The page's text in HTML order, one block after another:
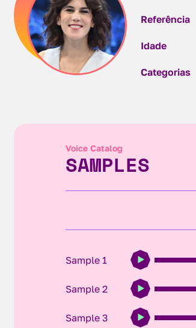
Referência
Idade
Categorias
Voice Catalog
SAMPLES
Sample 1
Sample 2
Sample 3